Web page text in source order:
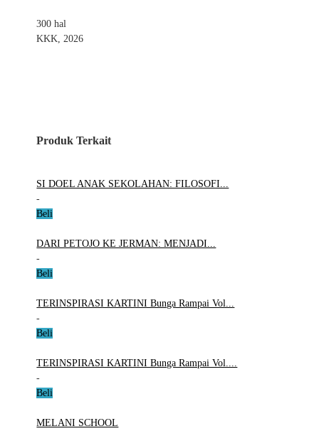
300 hal
KKK, 2026
Produk Terkait
SI DOEL ANAK SEKOLAHAN: FILOSOFI...
-
Beli
DARI PETOJO KE JERMAN: MENJADI...
-
Beli
TERINSPIRASI KARTINI Bunga Rampai Vol...
-
Beli
TERINSPIRASI KARTINI Bunga Rampai Vol....
-
Beli
MELANI SCHOOL